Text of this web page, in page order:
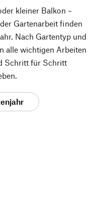
kleiner Balkon –
Gartenarbeit finden
Nach Gartentyp und
alle wichtigen Arbeiten
Schritt für Schritt